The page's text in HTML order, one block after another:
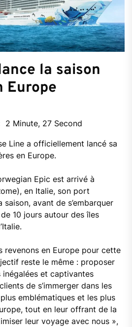
la saison
Europe
2 Minute, 27 Second
Line a officiellement lancé sa
en Europe.
Epic est arrivé à
en Italie, son port
saison, avant de s’embarquer
10 jours autour des îles
revenons en Europe pour cette
reste le même : proposer
inégalées et captivantes
de s’immerger dans les
emblématiques et les plus
tout en leur offrant de la
leur voyage avec nous »,